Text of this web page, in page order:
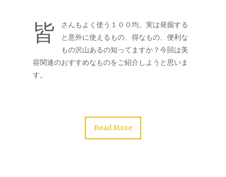
皆
さんもよく使う１００均。実は発掘する
と意外に使えるもの、得なもの、便利な
もの沢山あるの知ってますか？今回は美
容関連のおすすめなものをご紹介しようと思いま
す。
Read More